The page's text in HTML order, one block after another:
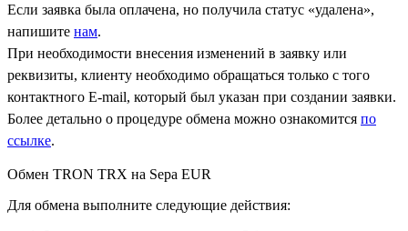
Если заявка была оплачена, но получила статус «удалена»,
напишите нам.
При необходимости внесения изменений в заявку или
реквизиты, клиенту необходимо обращаться только с того
контактного Е-mail, который был указан при создании заявки.
Более детально о процедуре обмена можно ознакомится по
ссылке.
Обмен TRON TRX на Sepa EUR
Для обмена выполните следующие действия: